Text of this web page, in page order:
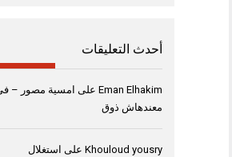
أحدث التعليقات
Eman Elhakim على امسية مصور –
معندهاش ذوق
Khouloud yousry على استغلال